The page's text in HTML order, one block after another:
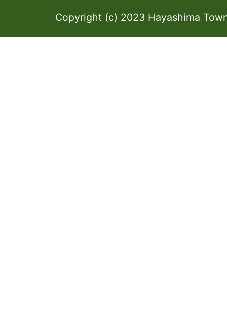
Copyright (c) 2023 Hayashima